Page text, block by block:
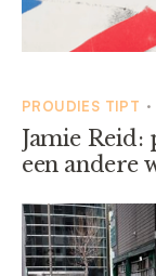
PROUDIES TIPT
Jamie Reid:
een andere